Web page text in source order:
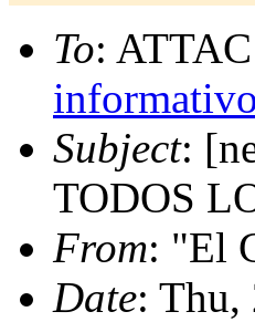
To:
Subject:
TODOS
From: "El
Date: Thu,